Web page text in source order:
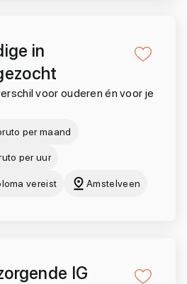
in
voor ouderen én voor je
per maand
per uur
vereist Amstelveen
IG